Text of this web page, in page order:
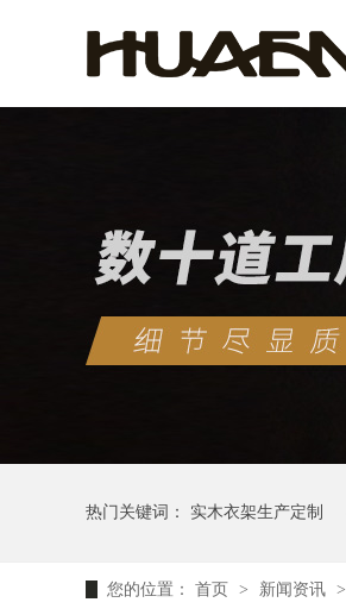
热门关键词： 实木衣架生产定制
您的位置： 首页 > 新闻资讯 >